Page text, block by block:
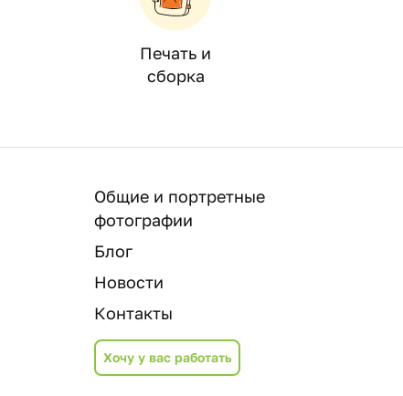
Печать и
сборка
Общие и портретные
фотографии
Блог
Новости
Контакты
Хочу у вас работать